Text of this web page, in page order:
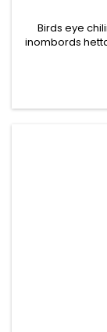
Birds eye
inombords